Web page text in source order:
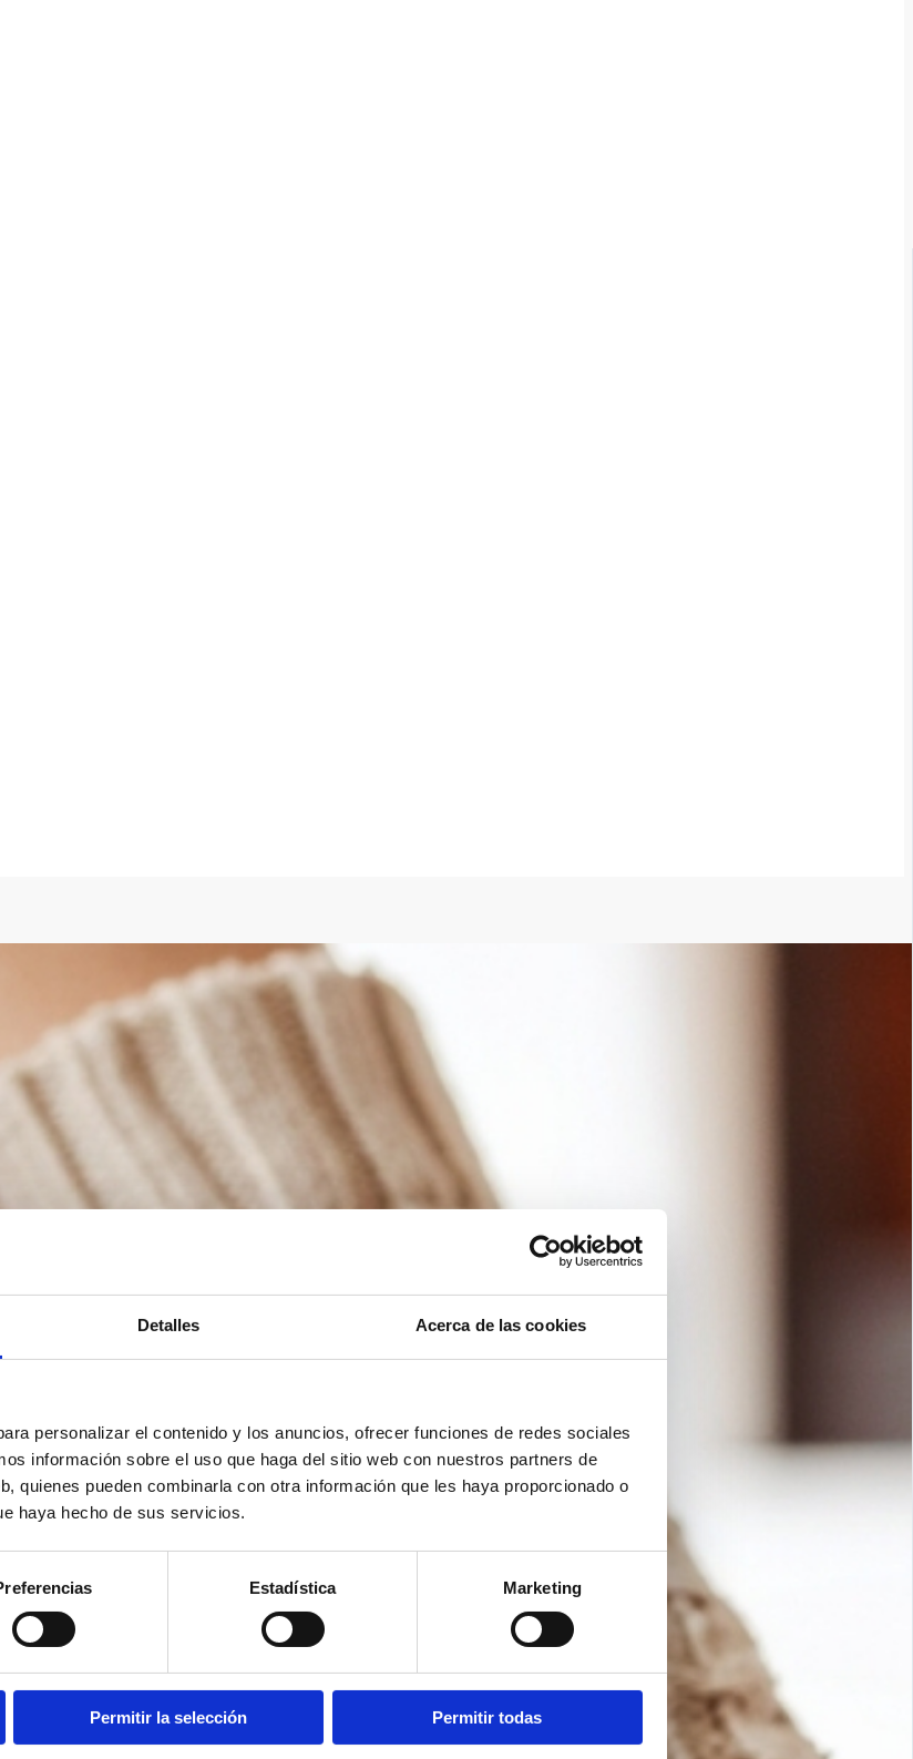
Detalles Acerca de las cookies
personalizar el contenido y los anuncios, ofrecer funciones de redes sociales
información sobre el uso que haga del sitio web con nuestros partners de
quienes pueden combinarla con otra información que les haya proporcionado o
haya hecho de sus servicios.
Estadística Marketing
Permitir la selección Permitir todas